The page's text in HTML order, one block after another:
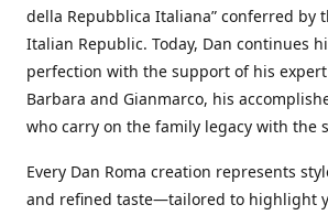
della Repubblica Italiana” conferred by
Italian Republic. Today, Dan continues
perfection with the support of his
Barbara and Gianmarco, his
who carry on the family legacy with the
Every Dan Roma creation represents
and refined taste—tailored to highlight